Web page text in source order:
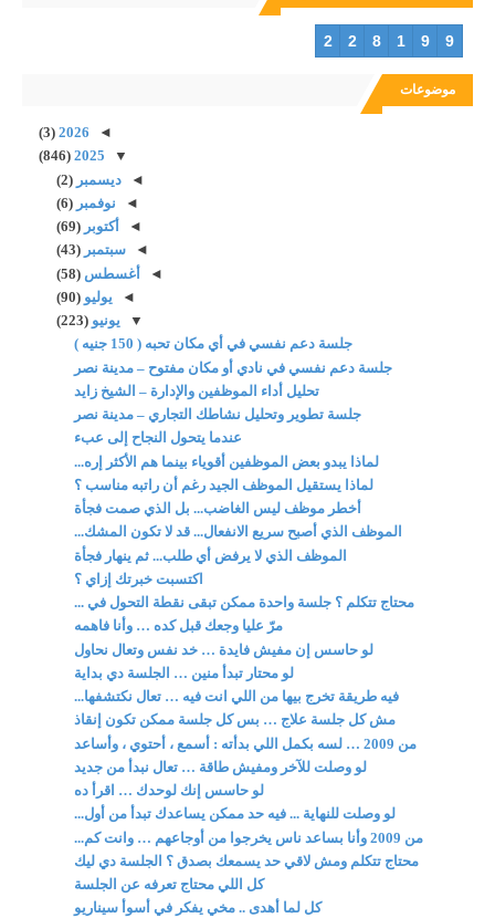
2 2 8 1 9 9
موضوعات
◄
2026
(3)
▼
2025
(846)
◄ديسمبر(2)
◄ نوفمبر(6)
◄
أكتوبر(69)
◄سبتمبر(43)
◄أغسطس(58)
◄ يوليو(90)
▼ يونيو(223)
جلسة دعم نفسي في أي مكان تحبه ( 150 جنيه )
جلسة دعم نفسي في نادي أو مكان مفتوح – مدينة نصر
تحليل أداء الموظفين والإدارة – الشيخ زايد
جلسة تطوير وتحليل نشاطك التجاري – مدينة نصر
عندما يتحول النجاح إلى عبء
لماذا يبدو بعض الموظفين أقوياء بينما هم الأكثر إره...
لماذا يستقيل الموظف الجيد رغم أن راتبه مناسب ؟
أخطر موظف ليس الغاضب... بل الذي صمت فجأة
الموظف الذي أصبح سريع الانفعال... قد لا تكون المشك...
الموظف الذي لا يرفض أي طلب... ثم ينهار فجأة
اكتسبت خبرتك إزاي ؟
محتاج تتكلم ؟ جلسة واحدة ممكن تبقى نقطة التحول في ...
مرّ عليا وجعك قبل كده … وأنا فاهمه
لو حاسس إن مفيش فايدة … خد نفس وتعال نحاول
لو محتار تبدأ منين … الجلسة دي بداية
فيه طريقة تخرج بيها من اللي انت فيه … تعال نكتشفها...
مش كل جلسة علاج … بس كل جلسة ممكن تكون إنقاذ
من 2009 … لسه بكمل اللي بدأته : أسمع ، أحتوي ، وأساعد
لو وصلت للآخر ومفيش طاقة … تعال نبدأ من جديد
لو حاسس إنك لوحدك … اقرأ ده
لو وصلت للنهاية ... فيه حد ممكن يساعدك تبدأ من أول...
من 2009 وأنا بساعد ناس يخرجوا من أوجاعهم … وانت كم...
محتاج تتكلم ومش لاقي حد يسمعك بصدق ؟ الجلسة دي ليك
كل اللي محتاج تعرفه عن الجلسة
كل لما أهدى .. مخي يفكر في أسوأ سيناريو